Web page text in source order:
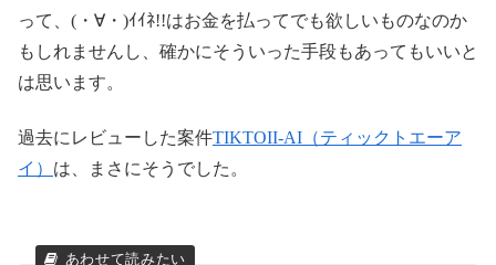
って、(・∀・)ｲｲﾈ!!はお金を払ってでも欲しいものなのか
もしれませんし、確かにそういった手段もあってもいいと
は思います。
過去にレビューした案件TIKTOII-AI（ティックトエーア
イ） は、まさにそうでした。